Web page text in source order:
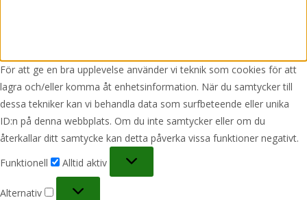
För att ge en bra upplevelse använder vi teknik som cookies för att
lagra och/eller komma åt enhetsinformation. När du samtycker till
dessa tekniker kan vi behandla data som surfbeteende eller unika
ID:n på denna webbplats. Om du inte samtycker eller om du
återkallar ditt samtycke kan detta påverka vissa funktioner negativt.
Funktionell
Alltid aktiv
Alternativ